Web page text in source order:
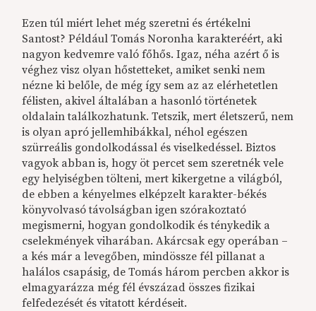
Ezen túl miért lehet még szeretni és értékelni
Santost? Például Tomás Noronha karakteréért, aki
nagyon kedvemre való főhős. Igaz, néha azért ő is
véghez visz olyan hőstetteket, amiket senki nem
nézne ki belőle, de még így sem az az elérhetetlen
félisten, akivel általában a hasonló történetek
oldalain találkozhatunk. Tetszik, mert életszerű, nem
is olyan apró jellemhibákkal, néhol egészen
szürreális gondolkodással és viselkedéssel. Biztos
vagyok abban is, hogy öt percet sem szeretnék vele
egy helyiségben tölteni, mert kikergetne a világból,
de ebben a kényelmes elképzelt karakter-békés
könyvolvasó távolságban igen szórakoztató
megismerni, hogyan gondolkodik és ténykedik a
cselekmények viharában. Akárcsak egy operában –
a kés már a levegőben, mindössze fél pillanat a
halálos csapásig, de Tomás három percben akkor is
elmagyarázza még fél évszázad összes fizikai
felfedezését és vitatott kérdéseit.